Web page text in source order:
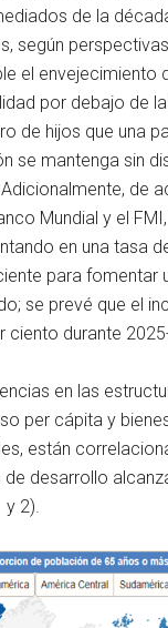
de la
según
el envejecimiento
por debajo de
de hijos que una
se mantenga sin
de
Mundial y el
en una tasa
para fomentar
se prevé que el
ciento durante
en las
per cápita y
están
de desarrollo
y 2).